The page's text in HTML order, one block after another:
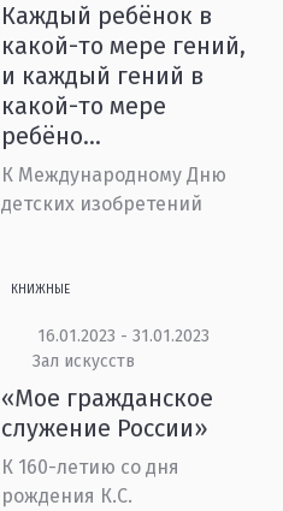
Каждый ребёнок в
какой-то мере гений,
и каждый гений в
какой-то мере
ребёно...
К Международному Дню
детских изобретений
КНИЖНЫЕ
16.01.2023 - 31.01.2023
Зал искусств
«Мое гражданское
служение России»
К 160-летию со дня
рождения К.С.